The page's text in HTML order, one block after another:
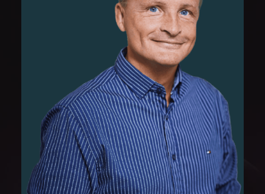
Moderator
Referenser
Press
Kontakt